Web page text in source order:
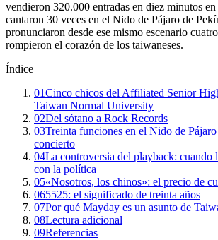
vendieron 320.000 entradas en diez minutos
cantaron 30 veces en el Nido de Pájaro de
pronunciaron desde ese mismo escenario
rompieron el corazón de los taiwaneses.
Índice
01Cinco chicos del Affiliated Senior
Taiwan Normal University
02Del sótano a Rock Records
03Treinta funciones en el Nido de
concierto
04La controversia del playback: cuando
con la política
05«Nosotros, los chinos»: el precio de
065525: el significado de treinta años
07Por qué Mayday es un asunto de
08Lectura adicional
09Referencias